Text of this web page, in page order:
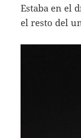
Estaba en el
el resto del